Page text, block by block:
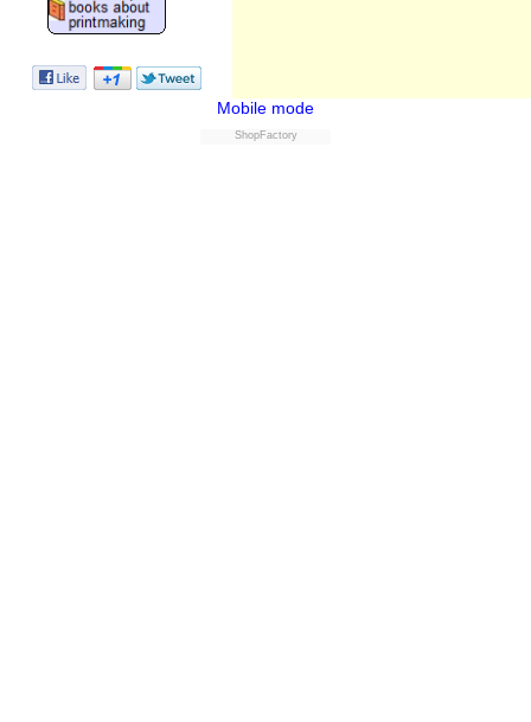
Mobile mode
ShopFactory